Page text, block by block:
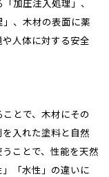
、木材の表面に薬
人体に対する安全
とで、木材にその
入れた塗料と自然
ことで、性能を天然
「水性」の違いに